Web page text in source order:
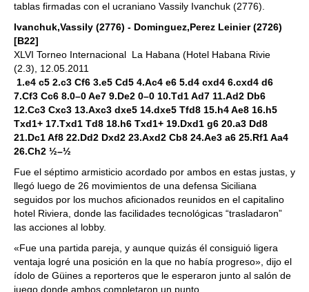
tablas firmadas con el ucraniano Vassily Ivanchuk (2776).
Ivanchuk,Vassily (2776) - Dominguez,Perez Leinier (2726)
[B22]
XLVI Torneo Internacional La Habana (Hotel Habana Rivie
(2.3), 12.05.2011
1.e4 c5 2.c3 Cf6 3.e5 Cd5 4.Ac4 e6 5.d4 cxd4 6.cxd4 d6
7.Cf3 Cc6 8.0–0 Ae7 9.De2 0–0 10.Td1 Ad7 11.Ad2 Db6
12.Cc3 Cxc3 13.Axc3 dxe5 14.dxe5 Tfd8 15.h4 Ae8 16.h5
Txd1+ 17.Txd1 Td8 18.h6 Txd1+ 19.Dxd1 g6 20.a3 Dd8
21.Dc1 Af8 22.Dd2 Dxd2 23.Axd2 Cb8 24.Ae3 a6 25.Rf1 Aa4
26.Ch2 ½–½
Fue el séptimo armisticio acordado por ambos en estas justas, y
llegó luego de 26 movimientos de una defensa Siciliana
seguidos por los muchos aficionados reunidos en el capitalino
hotel Riviera, donde las facilidades tecnológicas “trasladaron”
las acciones al lobby.
«Fue una partida pareja, y aunque quizás él consiguió ligera
ventaja logré una posición en la que no había progreso», dijo el
ídolo de Güines a reporteros que le esperaron junto al salón de
juego donde ambos completaron un punto.